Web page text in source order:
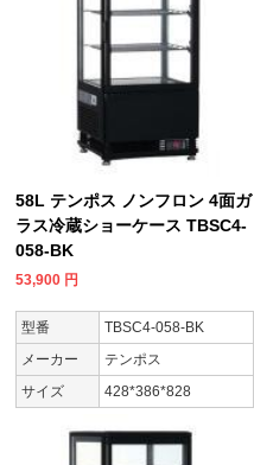
58L テンポス ノンフロン 4面ガ
ラス冷蔵ショーケース TBSC4-
058-BK
53,900 円
型番
TBSC4-058-BK
メーカー
テンポス
サイズ
428*386*828